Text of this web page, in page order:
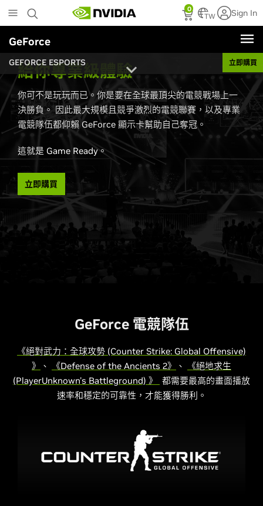
to
main
content
0
TW Sign In
GeForce
GEFORCE ESPORTS 立即購買
給你專業級體驗
你可不是玩玩而已。你是要在全球最頂尖的電競戰場上一
決勝負。 因此最大規模且競爭激烈的電競聯賽，以及專業
電競隊伍都仰賴 GeForce 顯示卡幫助自己奪冠。
這就是 Game Ready。
立即購買
GeForce 電競隊伍
《絕對武力：全球攻勢 (Counter Strike: Global Offensive)
》
、 《Defense of the Ancients 2》 、
《絕地求生
(PlayerUnknown's Battleground) 》
都需要最高的畫面播放
速率和穩定的可靠性，才能獲得勝利。